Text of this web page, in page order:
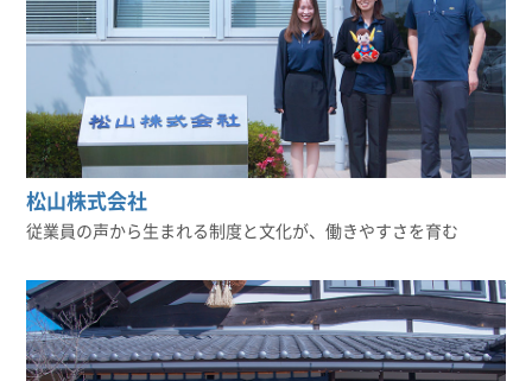
松山株式会社
従業員の声から生まれる制度と文化が、働きやすさを育む